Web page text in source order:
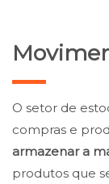
O setor de
compras e
armazenar a
produtos que